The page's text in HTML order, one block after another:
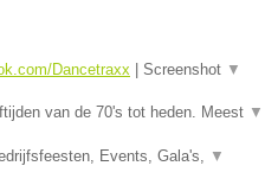
Dancetraxx Screenshot ▼
van de 70's tot heden. Meest ▼
Events, Gala's, ▼